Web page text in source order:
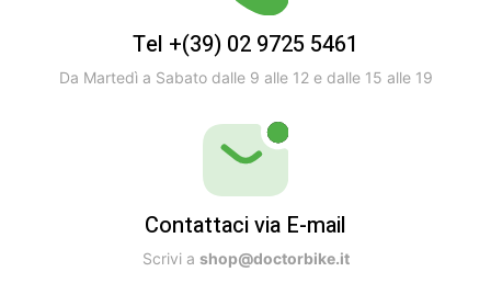
Tel +(39) 02 9725 5461
Da Martedì a Sabato dalle 9 alle 12 e dalle 15 alle 19
Contattaci via E-mail
Scrivi a shop@doctorbike.it